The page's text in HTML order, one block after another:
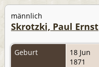
männlich
Skrotzki, Paul Ernst
Geburt
18 Jun
1871